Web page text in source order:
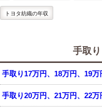
トヨタ紡織の年収
手取
手取り17万円、18万円、19
手取り20万円、21万円、22